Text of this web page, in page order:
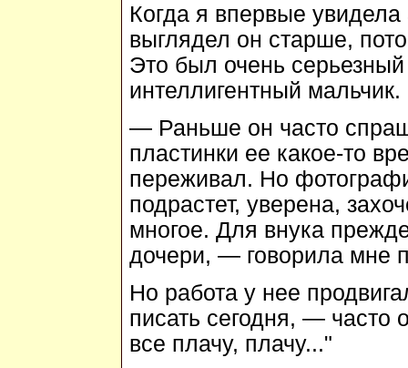
Когда я впервые
выглядел он старше,
Это был очень
интеллигентный мальчик.
— Раньше он часто
пластинки ее какое-то
переживал. Но
подрастет, уверена,
многое. Для внука
дочери, — говорила мне
Но работа у нее
писать сегодня, —
все плачу, плачу..."